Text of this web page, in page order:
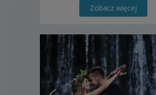
Zobacz więcej